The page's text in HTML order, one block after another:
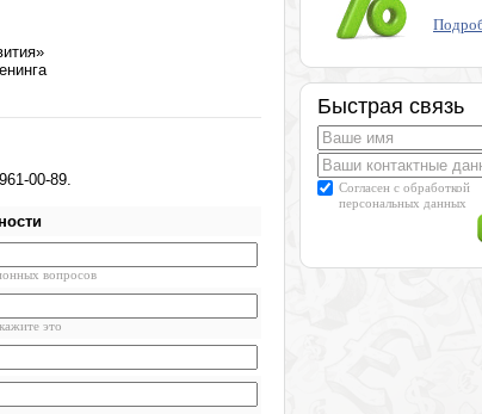
00-89.
Быстрая связь